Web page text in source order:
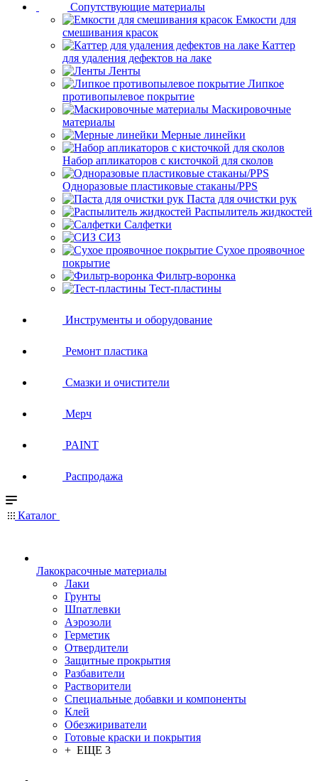
Сопутствующие материалы
Емкости для
смешивания красок
Каттер
для удаления дефектов на лаке
Ленты
Липкое
противопылевое покрытие
Маскировочные
материалы
Мерные линейки
Набор апликаторов с кисточкой для сколов
Одноразовые пластиковые стаканы/PPS
Паста для очистки рук
Распылитель жидкостей
Салфетки
СИЗ
Сухое проявочное
покрытие
Фильтр-воронка
Тест-пластины
Инструменты и оборудование
Ремонт пластика
Смазки и очистители
Мерч
PAINT
Распродажа
Каталог
Лакокрасочные материалы
Лаки
Грунты
Шпатлевки
Аэрозоли
Герметик
Отвердители
Защитные прокрытия
Разбавители
Растворители
Специальные добавки и компоненты
Клей
Обезжириватели
Готовые краски и покрытия
+ ЕЩЕ 3